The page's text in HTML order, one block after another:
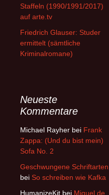
Staffeln (1990/1991/2017)
auf arte.tv
Friedrich Glauser: Studer
ermittelt (sämtliche
Kriminalromane)
Neueste
Kommentare
Michael Rayher bei Frank
Zappa: (Und du bist mein)
Sofa No. 2
Geschwungene Schriftarten
bei So schreiben wie Kafka
HumanizeKit bei Miguel de